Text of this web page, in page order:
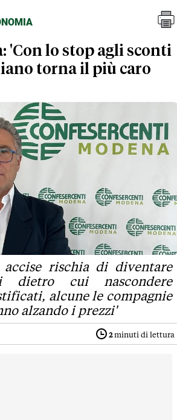
'Con lo stop agli sconti
torna il più caro
accise rischia di diventare
dietro cui nascondere
alcune le compagnie
alzando i prezzi'
2minuti di lettura